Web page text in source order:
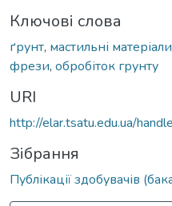
Ключові слова
ґрунт, мастильні матеріали
фрези, обробіток грунту
URI
http://elar.tsatu.edu.ua/
Зібрання
Публікації здобувачів